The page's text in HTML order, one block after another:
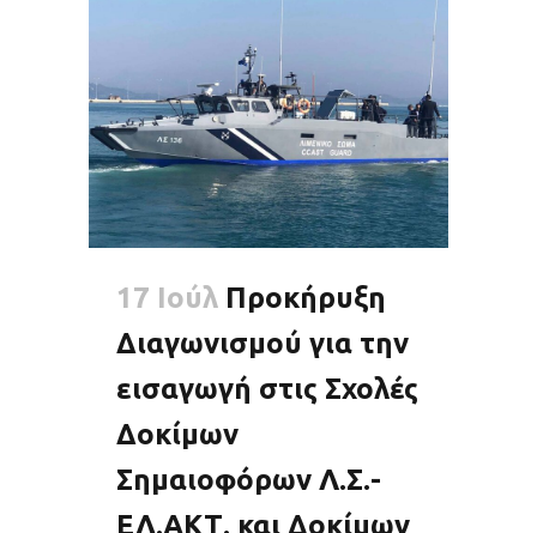
17 Ιούλ Προκήρυξη
Διαγωνισμού για την
εισαγωγή στις Σχολές
Δοκίμων
Σημαιοφόρων Λ.Σ.-
ΕΛ.ΑΚΤ. και Δοκίμων